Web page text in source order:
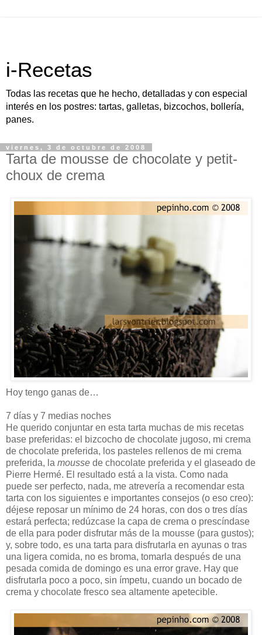
i-Recetas
Todas las recetas que he hecho, detalladas y con especial
interés en los postres: tartas, galletas, bizcochos, bollería,
panes.
viernes, 3 de octubre de 2008
Tarta de mousse de chocolate y petit-
choux de crema
Hoy tengo ganas de…
7 días y 7 medias noches
He querido conjuntar en esta tarta muchas de mis recetas
base preferidas: el bizcocho de chocolate jugoso, mi crema
de chocolate preferida, los pasteles rellenos de mi crema
preferida, la mousse de chocolate preferida y el glaseado de
Pierre Hermé. El resultado está a la vista. Como nada
puede ser perfecto, nada, me atrevería a recomendar esta
tarta con los siguientes e importantes consejos (o eso creo):
déjese reposar un mínimo de 24 horas, con dos o tres días
estará perfecta; redúzcase la capa de crema o prescíndase
de ella para poder disfrutar más de la mousse (para gustos);
y, sobre todo, es una tarta para disfrutarla en ayunas o tras
una ligera comida, no es broma, tomarla después de una
pesada comida de domingo es una error grave. Hay que
disfrutarla poco a poco, sin ímpetu, cuando un bocado de
crema y chocolate fresco sea altamente apetecible.